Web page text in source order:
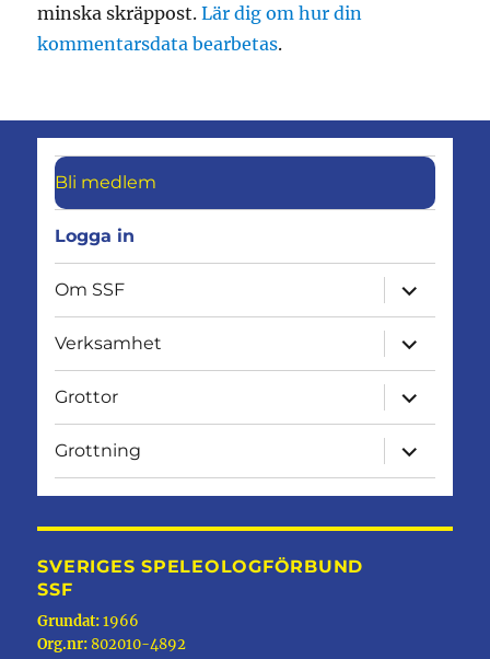
minska skräppost.Lär dig om hur din
kommentarsdata bearbetas.
Bli medlem
Logga in
Om SSF
expandera
Verksamhet
expandera
Grottor
expandera
Grottning
expandera
SVERIGES SPELEOLOGFÖRBUND
SSF
Grundat:1966
Org.nr:802010-4892